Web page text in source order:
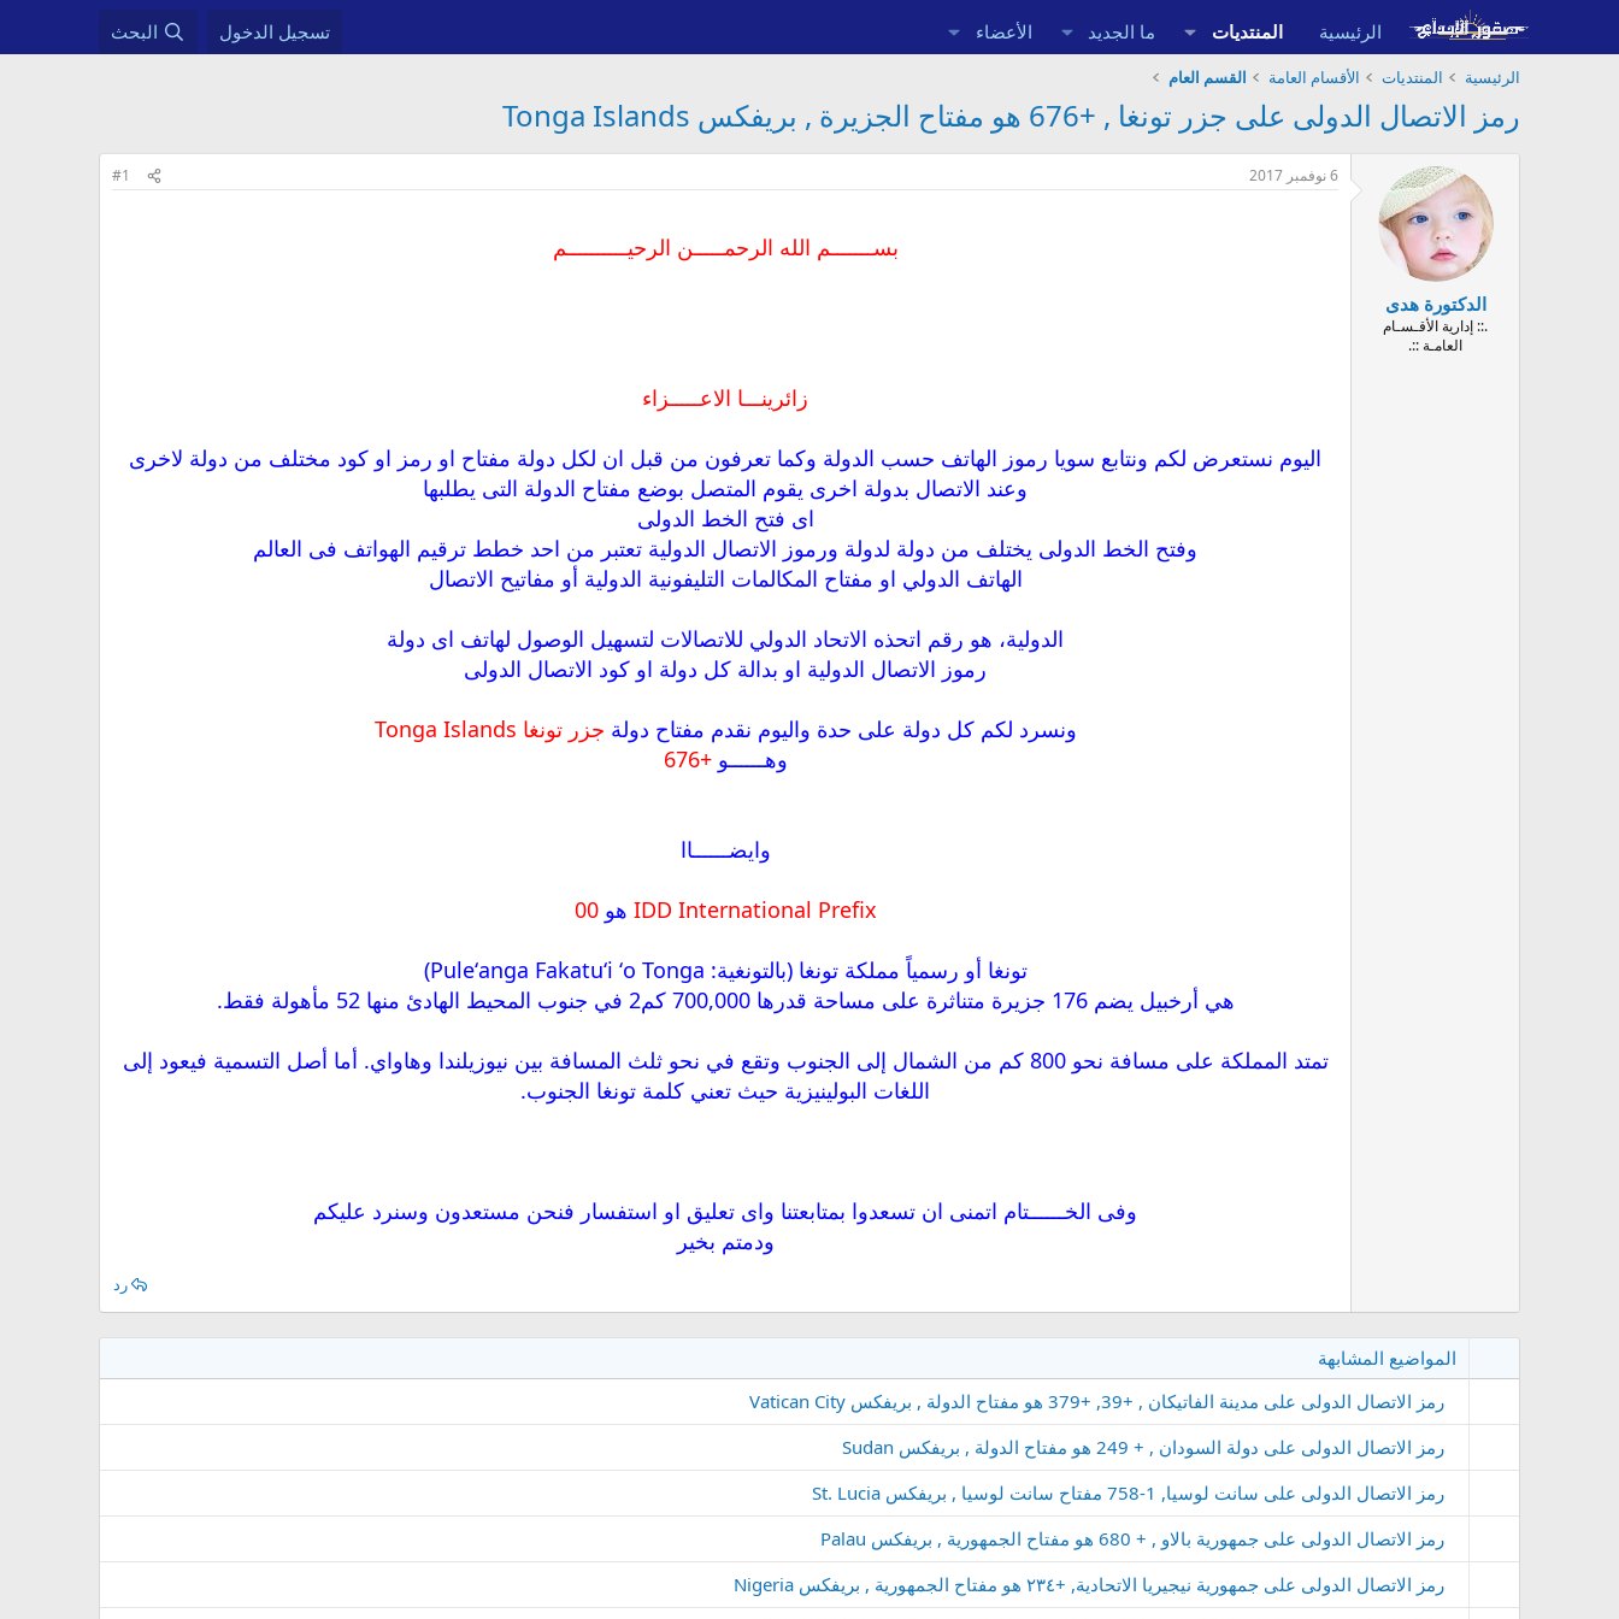
الرئيسية المنتديات ما الجديد الأعضاء تسجيل الدخول البحث
الرئيسية المنتديات الأقسام العامة القسم العام
رمز الاتصال الدولى على جزر تونغا , +676 هو مفتاح الجزيرة , بريفكس Tonga Islands
الدكتورة هدى
.:: إدارية الأقـسـام
العامـة ::.
6 نوفمبر 2017 #1
بســـــــم الله الرحمـــــن الرحيــــــــــم
زائرينـــا الاعـــــزاء
اليوم نستعرض لكم ونتابع سويا رموز الهاتف حسب الدولة وكما تعرفون من قبل ان لكل دولة مفتاح او رمز او كود مختلف من دولة لاخرى
وعند الاتصال بدولة اخرى يقوم المتصل بوضع مفتاح الدولة التى يطلبها
اى فتح الخط الدولى
وفتح الخط الدولى يختلف من دولة لدولة ورموز الاتصال الدولية تعتبر من احد خطط ترقيم الهواتف فى العالم
الهاتف الدولي او مفتاح المكالمات التليفونية الدولية أو مفاتيح الاتصال
الدولية، هو رقم اتحذه الاتحاد الدولي للاتصالات لتسهيل الوصول لهاتف اى دولة
رموز الاتصال الدولية او بدالة كل دولة او كود الاتصال الدولى
ونسرد لكم كل دولة على حدة واليوم نقدم مفتاح دولة جزر تونغا Tonga Islands
وهــــــو+676
وايضــــــاا
IDD International Prefix هو00
تونغا أو رسمياً مملكة تونغا (بالتونغية: Puleʻanga Fakatuʻi ʻo Tonga)
هي أرخبيل يضم 176 جزيرة متناثرة على مساحة قدرها 700,000 كم2 في جنوب المحيط الهادئ منها 52 مأهولة فقط.
تمتد المملكة على مسافة نحو 800 كم من الشمال إلى الجنوب وتقع في نحو ثلث المسافة بين نيوزيلندا وهاواي. أما أصل التسمية فيعود إلى
اللغات البولينيزية حيث تعني كلمة تونغا الجنوب.
وفى الخــــــتام اتمنى ان تسعدوا بمتابعتنا واى تعليق او استفسار فنحن مستعدون وسنرد عليكم
ودمتم بخير
رد
المواضيع المشابهة
رمز الاتصال الدولى على مدينة الفاتيكان , +39, +379 هو مفتاح الدولة , بريفكس Vatican City
رمز الاتصال الدولى على دولة السودان , + 249 هو مفتاح الدولة , بريفكس Sudan
رمز الاتصال الدولى على سانت لوسيا, 1-758 مفتاح سانت لوسيا , بريفكس St. Lucia
رمز الاتصال الدولى على جمهورية بالاو , + 680 هو مفتاح الجمهورية , بريفكس Palau
رمز الاتصال الدولى على جمهورية نيجيريا الاتحادية, +٢٣٤ هو مفتاح الجمهورية , بريفكس Nigeria